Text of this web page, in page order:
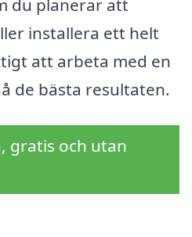
du planerar att
installera ett helt
att arbeta med en
de bästa resultaten.
gratis och utan